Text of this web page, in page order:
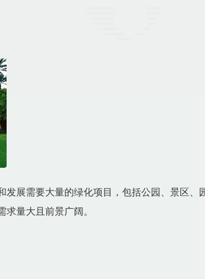
展需要大量的绿化项目，包括公园、景区、
量大且前景广阔。